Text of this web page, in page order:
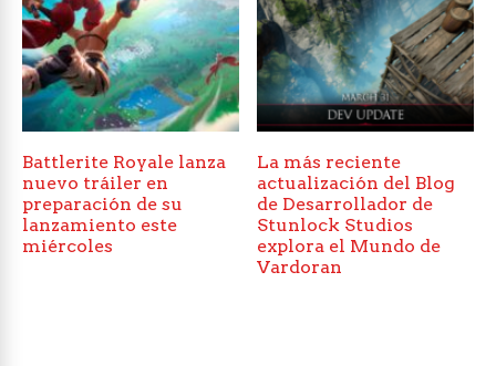
Battlerite Royale lanza
nuevo tráiler en
preparación de su
lanzamiento este
miércoles
La más reciente
actualización del Blog
de Desarrollador de
Stunlock Studios
explora el Mundo de
Vardoran